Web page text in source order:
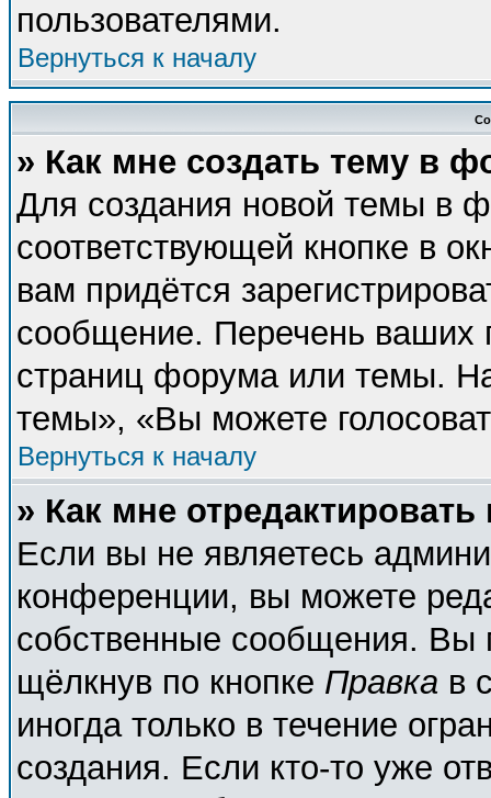
пользователями.
Вернуться к началу
» Как мне создать тему в
Для создания новой темы в
соответствующей кнопке в
вам придётся
сообщение. Перечень ваших
страниц форума или темы.
темы», «Вы можете
Вернуться к началу
» Как мне
Если вы не являетесь
конференции, вы можете
собственные сообщения. Вы
щёлкнув по кнопке Правка в
иногда только в течение
создания. Если кто-то уже